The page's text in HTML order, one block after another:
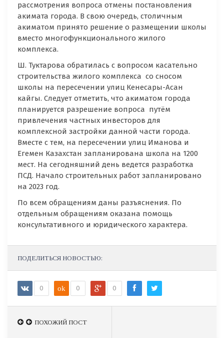
рассмотрения вопроса отмены постановления
акимата города. В свою очередь, столичным
акиматом принято решение о размещении школы
вместо многофункционального жилого
комплекса.
Ш. Туктарова обратилась с вопросом касательно
строительства жилого комплекса со сносом
школы на пересечении улиц Кенесары-Асан
кайгы. Следует отметить, что акиматом города
планируется разрешение вопроса путём
привлечения частных инвесторов для
комплексной застройки данной части города.
Вместе с тем, на пересечении улиц Иманова и
Егемен Казахстан запланирована школа на 1200
мест. На сегодняшний день ведется разработка
ПСД. Начало строительных работ запланировано
на 2023 год.
По всем обращениям даны разъяснения. По
отдельным обращениям оказана помощь
консультативного и юридического характера.
ПОДЕЛИТЬСЯ НОВОСТЬЮ:
0 ok 0 0
ПОХОЖИЙ ПОСТ
ПОХОЖИЙ ПОСТ